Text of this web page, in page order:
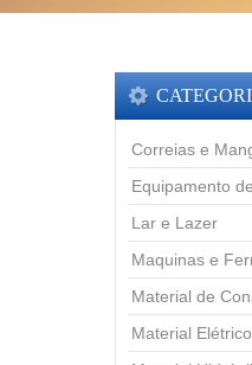
Correias e
Equipamento
Lar e Lazer
Maquinas e
Material de
Material Elétrico